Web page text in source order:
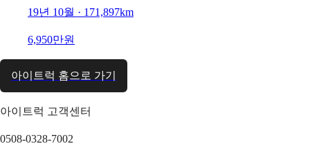
19년 10월 · 171,897km
6,950만원
아이트럭 홈으로 가기
아이트럭 고객센터
0508-0328-7002